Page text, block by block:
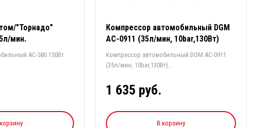
"Торнадо"
мин.
АС-580 150Вт
Компрессор автомобильный DGM
AC-0911 (35л/мин, 10bar,130Вт)
Компрессор автомобильный DGM AC-0911
(35л/мин, 10bar,130Вт)...
1 635 руб.
В корзину